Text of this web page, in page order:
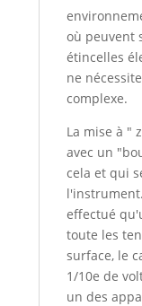
où peuvent
étincelles
ne
complexe.
La mise à "
avec un
cela et qui
effectué
toute les
surface, le
1/10e de
un des